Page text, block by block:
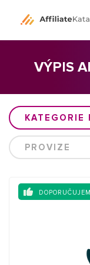
VÝPIS
KATEGORIE
PROVIZE